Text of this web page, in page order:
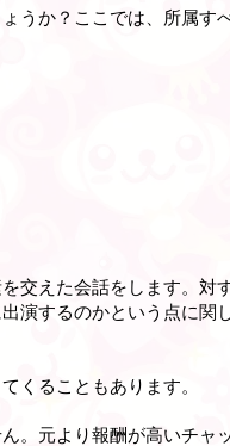
うか？ここでは、所属す
交えた会話をします。対
演するのかという点に関
くることもあります。
。元より報酬が高いチャ